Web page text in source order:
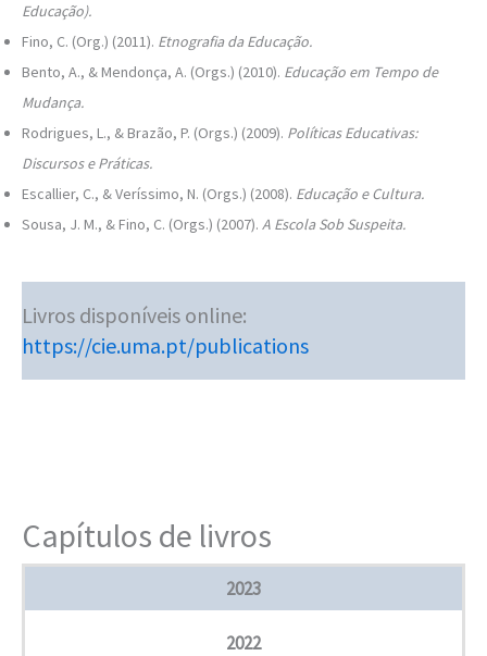
Educação).
Fino, C. (Org.) (2011). Etnografia da Educação.
Bento, A., & Mendonça, A. (Orgs.) (2010). Educação em Tempo de
Mudança.
Rodrigues, L., & Brazão, P. (Orgs.) (2009). Políticas Educativas:
Discursos e Práticas.
Escallier, C., & Veríssimo, N. (Orgs.) (2008). Educação e Cultura.
Sousa, J. M., & Fino, C. (Orgs.) (2007). A Escola Sob Suspeita.
Livros disponíveis online:
https://cie.uma.pt/publications
Capítulos de livros
2023
2022